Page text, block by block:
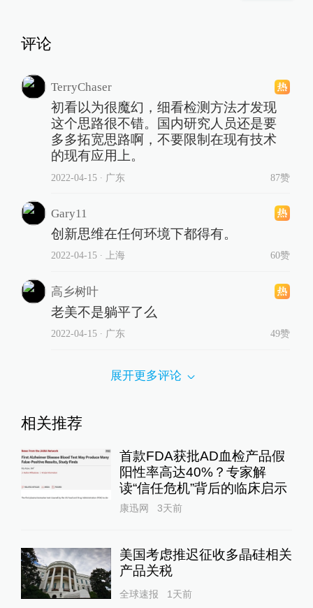
评论
TerryChaser
初看以为很魔幻，细看检测方法才发现
这个思路很不错。国内研究人员还是要
多多拓宽思路啊，不要限制在现有技术
的现有应用上。
2022-04-15∙ 广东 87赞
Gary11
创新思维在任何环境下都得有。
2022-04-15∙ 上海 60赞
高乡树叶
老美不是躺平了么
2022-04-15∙ 广东 49赞
展开更多评论
相关推荐
首款FDA获批AD血检产品假
阳性率高达40%？专家解
读“信任危机”背后的临床启示
康迅网 3天前
美国考虑推迟征收多晶硅相关
产品关税
全球速报 1天前